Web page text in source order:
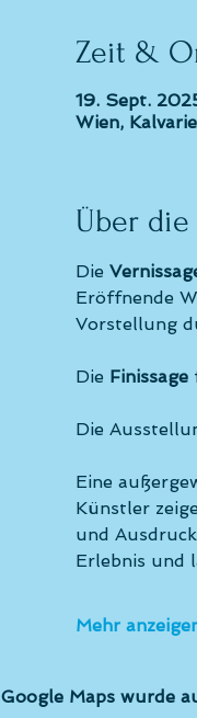
Zeit &
19. Sept.
Wien,
Über
Die
Eröffnende
Vorstellung
Die Finissage
Die
Eine
Künstler
und
Erlebnis und
Mehr
Google Maps wurde